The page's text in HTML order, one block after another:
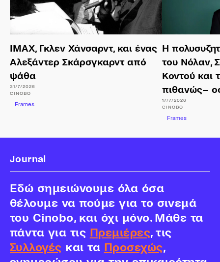
ΙΜΑΧ, Γκλεν Χάνσαρντ, και ένας
Αλεξάντερ Σκάρσγκαρντ από
ψάθα
31/7/2026
CINOBO
Frames
Η
του Νόλαν,
Κοντού και
πιθανώς–
17/7/2026
CINOBO
Frames
Journal
Εδώ σημειώνουμε όλα όσα
θέλουμε να πούμε για το σινεμά
του Cinobo, και όχι μόνο. Μάθε τα
πάντα για τις Πρεμιέρες, τις
Συλλογές και τα Προσεχώς,